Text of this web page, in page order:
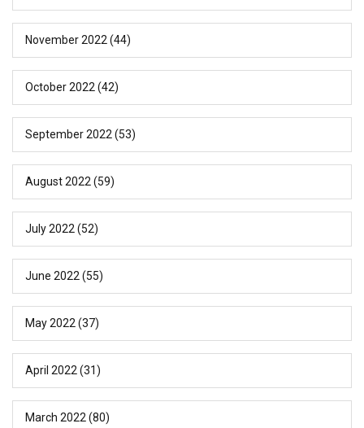
November 2022 (44)
October 2022 (42)
September 2022 (53)
August 2022 (59)
July 2022 (52)
June 2022 (55)
May 2022 (37)
April 2022 (31)
March 2022 (80)